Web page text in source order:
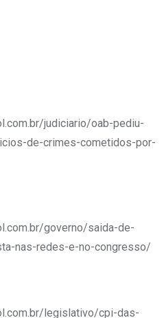
judiciario/oab-pediu-
de-crimes-cometidos-por-
governo/saida-de-
nas-redes-e-no-congresso/
legislativo/cpi-das-